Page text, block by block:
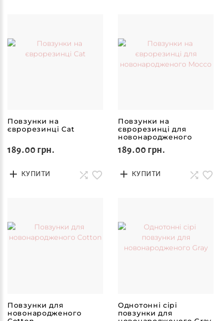
Повзунки на
єврорезинці Cat
189.00 грн.
КУПИТИ
Повзунки на
єврорезинці для
новонародженого
Mocco
189.00 грн.
КУПИТИ
Повзунки для
новонародженого
Однотонні сірі
повзунки для